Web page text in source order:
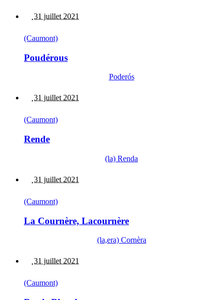
31 juillet 2021
(Caumont)
Poudérous
Poderós
31 juillet 2021
(Caumont)
Rende
(la) Renda
31 juillet 2021
(Caumont)
La Cournère, Lacournère
(la,era) Cornèra
31 juillet 2021
(Caumont)